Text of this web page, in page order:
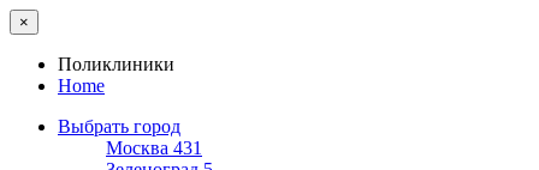
×
Поликлиники
Home
Выбрать город
Москва 431